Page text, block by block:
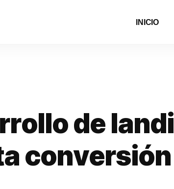
INICIO
rrollodelandi
aconversión